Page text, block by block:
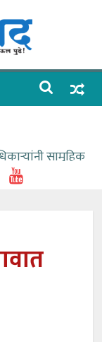
सामुहिक
शिवप्रसाद